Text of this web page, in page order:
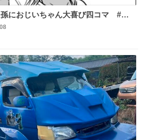
におじいちゃん大喜び四コマ #四
漫画が読めるハッシュタグ